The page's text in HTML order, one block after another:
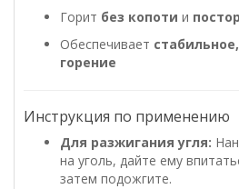
Горит без копоти и
Обеспечивает
горение
Инструкция по применению
Для разжигания угля:
на уголь, дайте ему
затем подожгите.